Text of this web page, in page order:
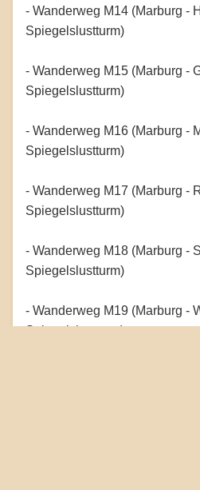
- Wanderweg M14 (Marburg -
Spiegelslustturm)
- Wanderweg M15 (Marburg -
Spiegelslustturm)
- Wanderweg M16 (Marburg -
Spiegelslustturm)
- Wanderweg M17 (Marburg -
Spiegelslustturm)
- Wanderweg M18 (Marburg -
Spiegelslustturm)
- Wanderweg M19 (Marburg -
Spiegelslustturm)